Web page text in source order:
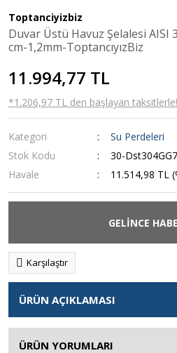
Toptanciyizbiz
Duvar Üstü Havuz Şelalesi AISI
cm-1,2mm-ToptancıyızBiz
11.994,77 TL
*1.206,97 TL den başlayan taksitlerle!
Kategori
Su Perdeleri
Stok Kodu
30-
Havale
11.514,98 TL
GELİNCE
Karşılaştır
ÜRÜN AÇIKLAMASI
ÜRÜN YORUMLARI